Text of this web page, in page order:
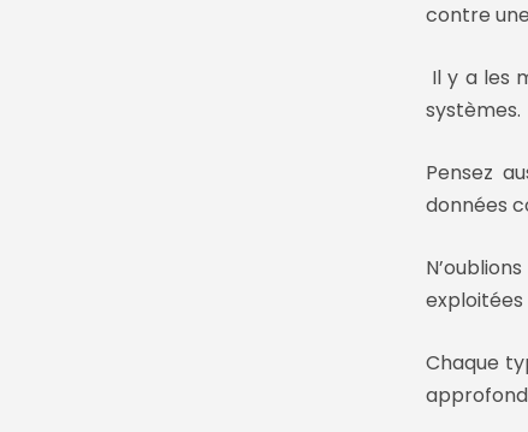
contre
Il y a les
systèmes.
Pensez
données
exploitées
Chaque